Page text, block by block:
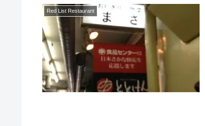
Red List Restaurant